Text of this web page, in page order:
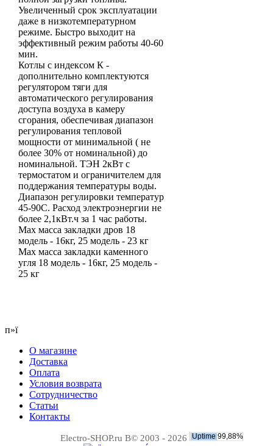
Увеличенный срок эксплуатации
даже в низкотемпературном
режиме. Быстро выходит на
эффективный режим работы 40-60
мин.
Котлы с индексом К -
дополнительно комплектуются
регулятором тяги для
автоматического регулирования
доступа воздуха в камеру
сгорания, обеспечивая диапазон
регулирования тепловой
мощности от минимальной ( не
более 30% от номинальной) до
номинальной. ТЭН 2кВт с
термостатом и ограничителем для
поддержания температуры воды.
Диапазон регулировки температур
45-90С. Расход электроэнергии не
более 2,1кВт.ч за 1 час работы.
Max масса закладки дров 18
модель - 16кг, 25 модель - 23 кг
Max масса закладки каменного
угля 18 модель - 16кг, 25 модель -
25 кг
п»ї
О магазине
Доставка
Оплата
Условия возврата
Сотрудничество
Статьи
Контакты
Electro-SHOP.ru В© 2003 - 2026